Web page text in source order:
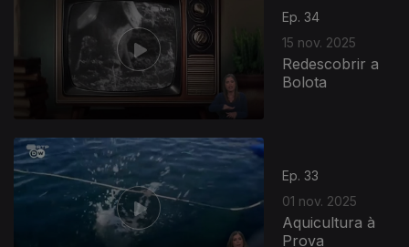
Ep. 34
15 nov. 2025
Redescobrir a
Bolota
Ep. 33
01 nov. 2025
Aquicultura à
Prova